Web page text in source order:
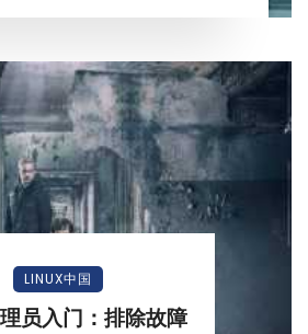
LINUX中国
员入门：排除故障